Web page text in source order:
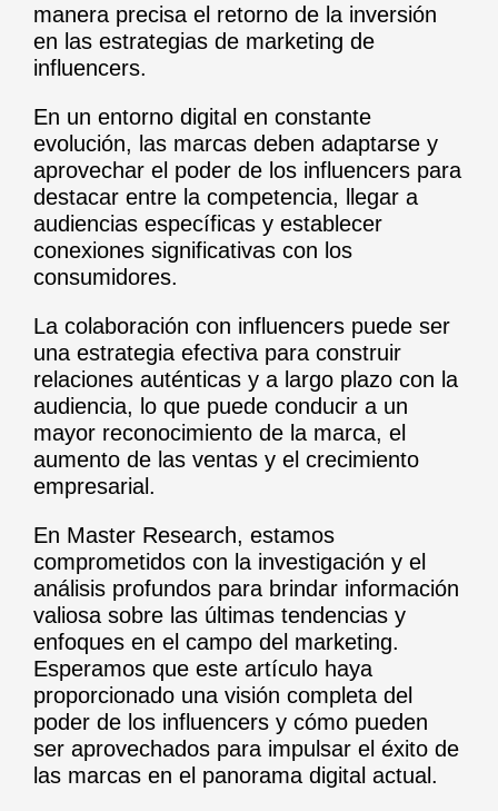
manera precisa el retorno de la inversión
en las estrategias de marketing de
influencers.
En un entorno digital en constante
evolución, las marcas deben adaptarse y
aprovechar el poder de los influencers para
destacar entre la competencia, llegar a
audiencias específicas y establecer
conexiones significativas con los
consumidores.
La colaboración con influencers puede ser
una estrategia efectiva para construir
relaciones auténticas y a largo plazo con la
audiencia, lo que puede conducir a un
mayor reconocimiento de la marca, el
aumento de las ventas y el crecimiento
empresarial.
En Master Research, estamos
comprometidos con la investigación y el
análisis profundos para brindar información
valiosa sobre las últimas tendencias y
enfoques en el campo del marketing.
Esperamos que este artículo haya
proporcionado una visión completa del
poder de los influencers y cómo pueden
ser aprovechados para impulsar el éxito de
las marcas en el panorama digital actual.